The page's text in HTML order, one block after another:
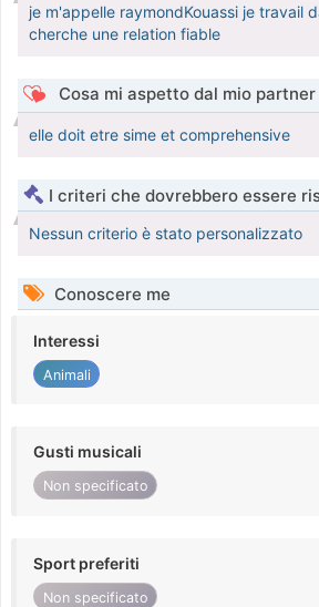
je m'appelle raymondKouassi je travail
cherche une relation fiable
Cosa mi aspetto dal mio partner
elle doit etre sime et comprehensive
I criteri che dovrebbero essere
Nessun criterio è stato personalizzato
Conoscere me
Interessi
Animali
Gusti musicali
Non specificato
Sport preferiti
Non specificato